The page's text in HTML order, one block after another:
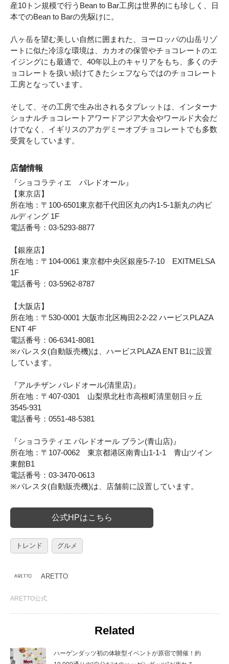
産10トン規模で行うBean to Bar工房は世界的にも珍しく、日
本でのBean to Barの先駆けに。
八ヶ岳を望む美しい自然に囲まれた、ヨーロッパの山岳リゾ
ートに似た冷涼な環境は、カカオの保管やチョコレートのエ
イジングにも最適で、40年以上のキャリアをもち、多くのチ
ョコレートを扱い続けてきたシェフならではのチョコレート
工房となっています。
そして、その工房で生み出されるタブレットは、インターナ
ショナルチョコレートアワードアジア大会やワールド大会だ
けでなく、イギリスのアカデミーオブチョコレートでも多数
受賞をしています。
店舗情報
『ショコラティエ パレドオール』
【東京店】
所在地：〒100-6501東京都千代田区丸の内1-5-1新丸の内ビ
ルディング 1F
電話番号：03-5293-8877
【銀座店】
所在地：〒104-0061 東京都中央区銀座5-7-10 EXITMELSA
1F
電話番号：03-5962-8787
【大阪店】
所在地：〒530-0001 大阪市北区梅田2-2-22 ハービスPLAZA
ENT 4F
電話番号：06-6341-8081
※パレスタ(自動販売機)は、ハービスPLAZA ENT B1に設置
しています。
『アルチザン パレドオール(清里店)』
所在地：〒407-0301 山梨県北杜市高根町清里朝日ヶ丘
3545-931
電話番号：0551-48-5381
『ショコラティエ パレドオール ブラン(青山店)』
所在地：〒107-0062 東京都港区南青山1-1-1 青山ツイン
東館B1
電話番号：03-3470-0613
※パレスタ(自動販売機)は、店舗前に設置しています。
公式HPはこちら
トレンド グルメ
ARETTO
ARETTO公式
Related
ハーゲンダッツ初の体験型イベントが原宿で開催！約